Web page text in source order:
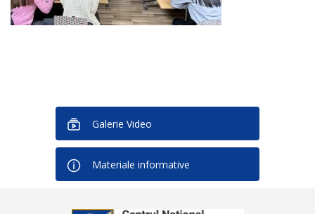
Galerie Video
Materiale informative